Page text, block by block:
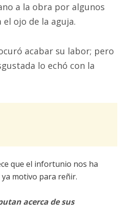
a la obra por algunos
ojo de la aguja.
acabar su labor; pero
lo echó con la
que el infortunio nos ha
motivo para reñir.
acerca de sus